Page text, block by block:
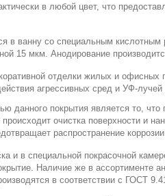
в любой цвет, что
в ванну со специальным кислотным
15 мкм. Анодирование
отделки жилых и офисных
агрессивных сред и УФ-
данного покрытия является то,
происходит очистка поверхности и
распространение
и в специальной покрасочной
Наличие же в ассортименте
в соответствии с ГОСТ